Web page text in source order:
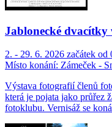
Jablonecké dvacítky
2. - 29. 6. 2026 začátek od
Místo konání: Zámeček -
Výstava fotografií členů
která je pojata jako průřez
fotoklubu. Vernisáž se